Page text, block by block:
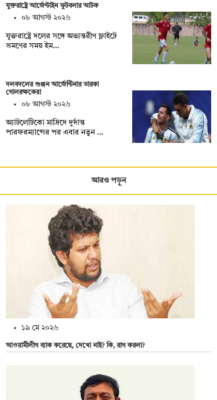
যুক্তরাষ্ট্রে আর্জেন্টাইন ফুটবলার আটক
০৮ আগস্ট ২০২৬
যুক্তরাষ্ট্রে দলের সঙ্গে অভ্যন্তরীণ ফ্লাইটে
ভ্রমণের সময় ইম…
দলবদলের গুঞ্জন আর্জেন্টিনার তারকা
গোলরক্ষকের!
০৮ আগস্ট ২০২৬
অ্যাটলেটিকো মাদ্রিদে দুর্দান্ত
পারফরম্যান্সের পর এবার নতুন …
আরও পড়ুন
১৯ মে ২০২৬
আওয়ামীলীগ ব্যাক করেছে, দেখো নাই? কি, রাগ করলা?